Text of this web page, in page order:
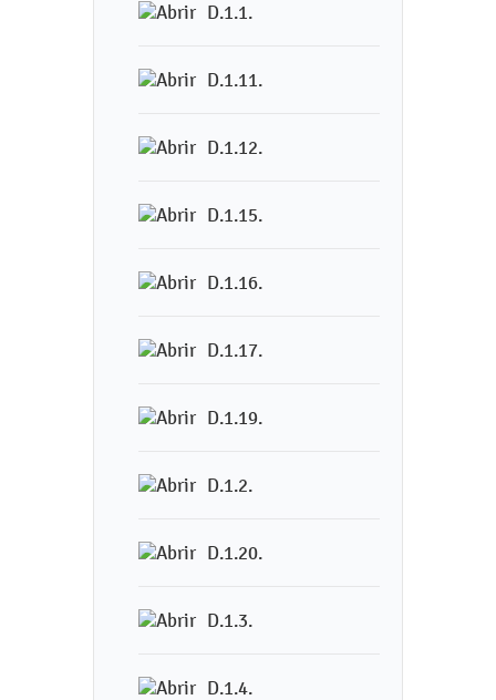
D.1.1.
D.1.11.
D.1.12.
D.1.15.
D.1.16.
D.1.17.
D.1.19.
D.1.2.
D.1.20.
D.1.3.
D.1.4.